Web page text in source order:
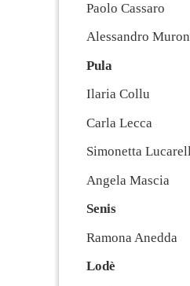
Paolo Cassaro
Alessandro
Pula
Ilaria Collu
Carla Lecca
Simonetta
Angela Mascia
Senis
Ramona Anedda
Lodè